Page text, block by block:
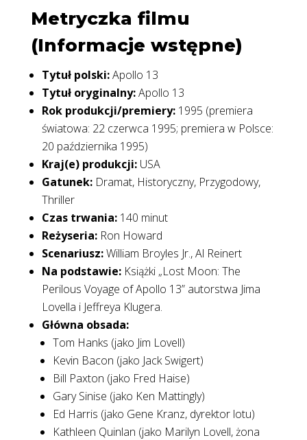
Metryczka filmu
(Informacje wstępne)
Tytuł polski:Apollo 13
Tytuł oryginalny:Apollo 13
Rok produkcji/premiery:1995 (premiera
światowa: 22 czerwca 1995; premiera w Polsce:
20 października 1995)
Kraj(e) produkcji:USA
Gatunek:Dramat, Historyczny, Przygodowy,
Thriller
Czas trwania:140 minut
Reżyseria:Ron Howard
Scenariusz:William Broyles Jr., Al Reinert
Na podstawie:Książki „Lost Moon: The
Perilous Voyage of Apollo 13” autorstwa Jima
Lovella i Jeffreya Klugera.
Główna obsada:
Tom Hanks (jako Jim Lovell)
Kevin Bacon (jako Jack Swigert)
Bill Paxton (jako Fred Haise)
Gary Sinise (jako Ken Mattingly)
Ed Harris (jako Gene Kranz, dyrektor lotu)
Kathleen Quinlan (jako Marilyn Lovell, żona